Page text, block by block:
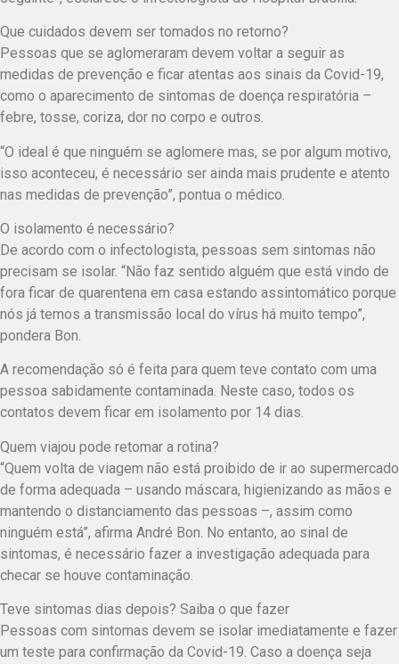
Que cuidados devem ser tomados no retorno?
Pessoas que se aglomeraram devem voltar a seguir as
medidas de prevenção e ficar atentas aos sinais da Covid-19,
como o aparecimento de sintomas de doença respiratória –
febre, tosse, coriza, dor no corpo e outros.
“O ideal é que ninguém se aglomere mas, se por algum motivo,
isso aconteceu, é necessário ser ainda mais prudente e atento
nas medidas de prevenção”, pontua o médico.
O isolamento é necessário?
De acordo com o infectologista, pessoas sem sintomas não
precisam se isolar. “Não faz sentido alguém que está vindo de
fora ficar de quarentena em casa estando assintomático porque
nós já temos a transmissão local do vírus há muito tempo”,
pondera Bon.
A recomendação só é feita para quem teve contato com uma
pessoa sabidamente contaminada. Neste caso, todos os
contatos devem ficar em isolamento por 14 dias.
Quem viajou pode retomar a rotina?
“Quem volta de viagem não está proibido de ir ao supermercado
de forma adequada – usando máscara, higienizando as mãos e
mantendo o distanciamento das pessoas –, assim como
ninguém está”, afirma André Bon. No entanto, ao sinal de
sintomas, é necessário fazer a investigação adequada para
checar se houve contaminação.
Teve sintomas dias depois? Saiba o que fazer
Pessoas com sintomas devem se isolar imediatamente e fazer
um teste para confirmação da Covid-19. Caso a doença seja